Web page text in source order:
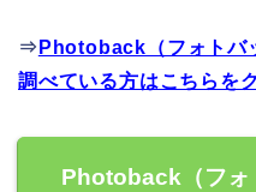
⇒ Photoback（フォトバ
調べている方はこちらを
Photoback（フォ